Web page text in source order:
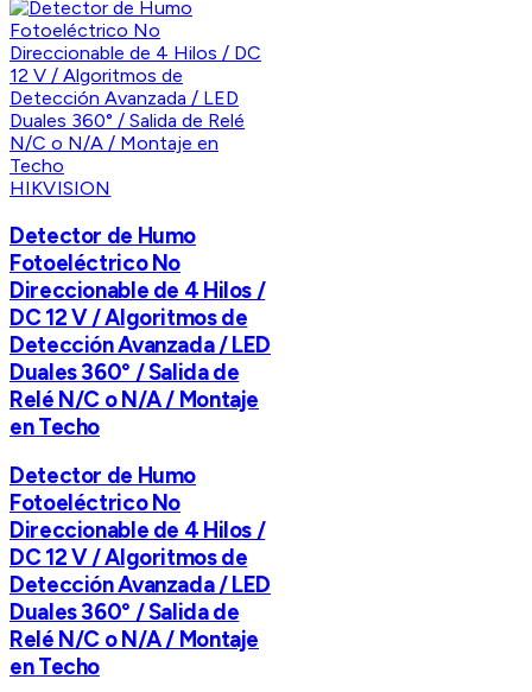
HIKVISION
Detector de Humo
Fotoeléctrico No
Direccionable de 4 Hilos /
DC 12 V / Algoritmos de
Detección Avanzada / LED
Duales 360° / Salida de
Relé N/C o N/A / Montaje
en Techo
Detector de Humo
Fotoeléctrico No
Direccionable de 4 Hilos /
DC 12 V / Algoritmos de
Detección Avanzada / LED
Duales 360° / Salida de
Relé N/C o N/A / Montaje
en Techo